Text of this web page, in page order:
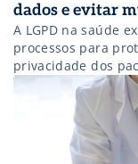
dados e evitar
A LGPD na saúde
processos para
privacidade dos
severas. Saiba